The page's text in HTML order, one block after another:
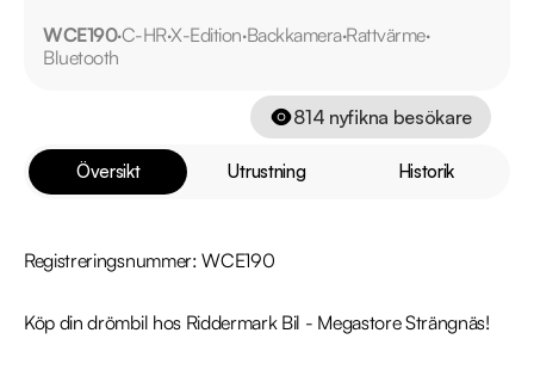
WCE190C-HRX-Edition BackkameraRattvärme
Bluetooth
814 nyfikna besökare
Översikt Utrustning Historik
Registreringsnummer: WCE190
Köp din drömbil hos Riddermark Bil - Megastore Strängnäs!